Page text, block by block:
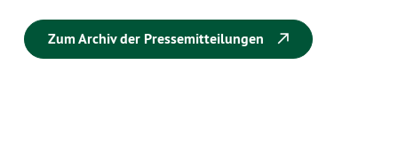
Zum Archiv der Pressemitteilungen